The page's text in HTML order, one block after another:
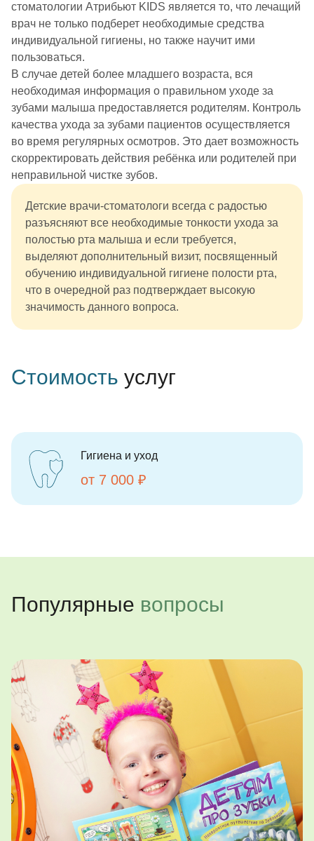
стоматологии Атрибьют KIDS является то, что лечащий
врач не только подберет необходимые средства
индивидуальной гигиены, но также научит ими
пользоваться.
В случае детей более младшего возраста, вся
необходимая информация о правильном уходе за
зубами малыша предоставляется родителям. Контроль
качества ухода за зубами пациентов осуществляется
во время регулярных осмотров. Это дает возможность
скорректировать действия ребёнка или родителей при
неправильной чистке зубов.
Детские врачи-стоматологи всегда с радостью
разъясняют все необходимые тонкости ухода за
полостью рта малыша и если требуется,
выделяют дополнительный визит, посвященный
обучению индивидуальной гигиене полости рта,
что в очередной раз подтверждает высокую
значимость данного вопроса.
Стоимость услуг
Гигиена и уход
от 7 000 ₽
Популярные вопросы